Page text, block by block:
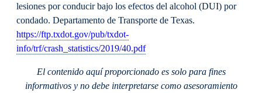
lesiones por conducir bajo los efectos del alcohol (DUI) por
condado. Departamento de Transporte de Texas.
https://ftp.txdot.gov/pub/txdot-
info/trf/crash_statistics/2019/40.pdf
El contenido aquí proporcionado es solo para fines
informativos y no debe interpretarse como asesoramiento